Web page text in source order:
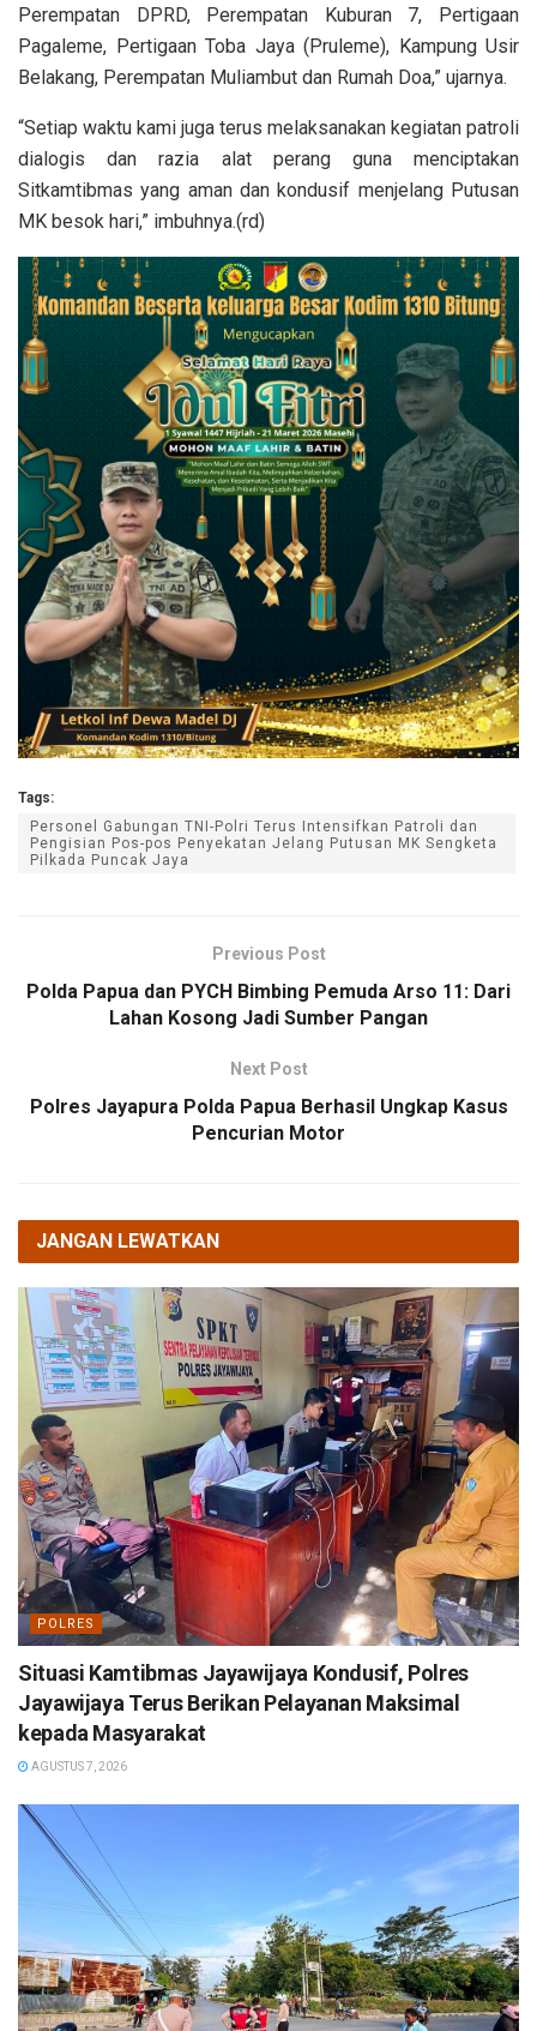
Perempatan DPRD, Perempatan Kuburan 7, Pertigaan
Pagaleme, Pertigaan Toba Jaya (Pruleme), Kampung Usir
Belakang, Perempatan Muliambut dan Rumah Doa,” ujarnya.
“Setiap waktu kami juga terus melaksanakan kegiatan patroli
dialogis dan razia alat perang guna menciptakan
Sitkamtibmas yang aman dan kondusif menjelang Putusan
MK besok hari,” imbuhnya.(rd)
Tags:
Personel Gabungan TNI-Polri Terus Intensifkan Patroli dan
Pengisian Pos-pos Penyekatan Jelang Putusan MK Sengketa
Pilkada Puncak Jaya
Previous Post
Polda Papua dan PYCH Bimbing Pemuda Arso 11: Dari
Lahan Kosong Jadi Sumber Pangan
Next Post
Polres Jayapura Polda Papua Berhasil Ungkap Kasus
Pencurian Motor
JANGAN LEWATKAN
POLRES
Situasi Kamtibmas Jayawijaya Kondusif, Polres
Jayawijaya Terus Berikan Pelayanan Maksimal
kepada Masyarakat
AGUSTUS 7, 2026